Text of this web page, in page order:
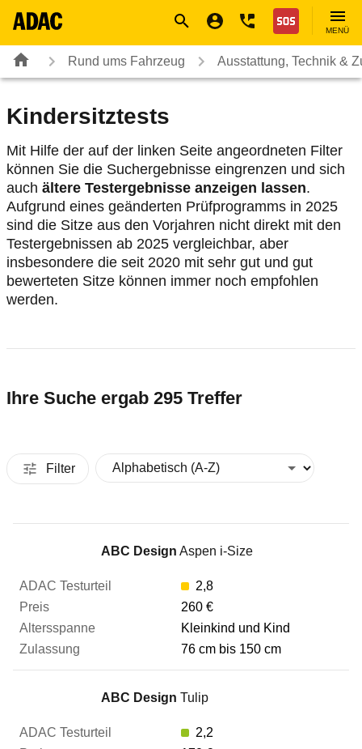
Nothilfe
MENÜ
Rund ums Fahrzeug Ausstattung, Technik &
Kindersitztests
Mit Hilfe der auf der linken Seite angeordneten Filter
können Sie die Suchergebnisse eingrenzen und sich
auch ältere Testergebnisse anzeigen lassen.
Aufgrund eines geänderten Prüfprogramms in 2025
sind die Sitze aus den Vorjahren nicht direkt mit den
Testergebnissen ab 2025 vergleichbar, aber
insbesondere die seit 2020 mit sehr gut und gut
bewerteten Sitze können immer noch empfohlen
werden.
Ihre Suche ergab 295 Treffer
Filter
ADAC Testurteil
Preis
ABC Design Aspen i-Size
2,8
260 €
Kleinkind und Kind
76 cm bis 150 cm
ABC Design Tulip
2,2